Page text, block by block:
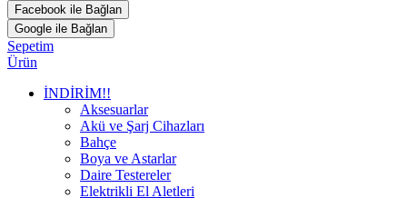
Facebook ile Bağlan
Google ile Bağlan
Sepetim
Ürün
İNDİRİM!!
Aksesuarlar
Akü ve Şarj Cihazları
Bahçe
Boya ve Astarlar
Daire Testereler
Elektrikli El Aletleri